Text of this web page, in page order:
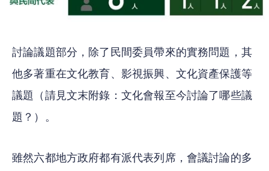
討論議題部分，除了民間委員帶來的實務問題，其
他多著重在文化教育、影視振興、文化資產保護等
議題（請見文末附錄：文化會報至今討論了哪些議
題？）。
雖然六都地方政府都有派代表列席，會議討論的多